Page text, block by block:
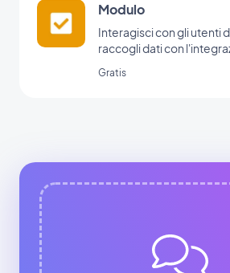
Modulo
Interagisci con gli utenti
raccogli dati con
Gratis